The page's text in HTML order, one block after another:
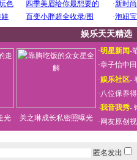
娱乐天天精选
光 关之琳成长私密照曝光
·明星新闻-
·章子怡中
·娱乐社区-
·八位保养
·我音我秀-
· 网友原创
匿名发出